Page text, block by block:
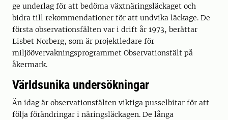
ge underlag för att bedöma växtnäringsläckaget och
bidra till rekommendationer för att undvika läckage. De
första observationsfälten var i drift år 1973, berättar
Lisbet Norberg, som är projektledare för
miljöövervakningsprogrammet Observationsfält på
åkermark.
Världsunika undersökningar
Än idag är observationsfälten viktiga pusselbitar för att
följa förändringar i näringsläckagen. De långa